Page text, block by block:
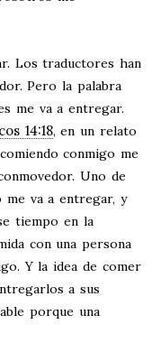
Los traductores han
Pero la palabra
me va a entregar.
14:18, en un relato
conmigo me
Uno de
me va a entregar, y
tiempo en la
con una persona
Y la idea de comer
a sus
porque una